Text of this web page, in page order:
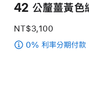
42 公釐薑黃色
NT$3,100
0% 利率分期付款